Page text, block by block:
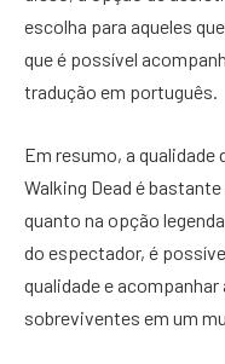
escolha para aqueles
que é possível
tradução em português.
Em resumo, a qualidade
Walking Dead é
quanto na opção
do espectador, é
qualidade e
sobreviventes em um